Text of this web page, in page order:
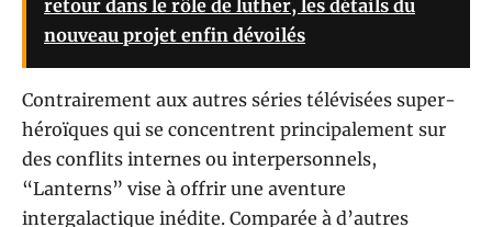
retour dans le rôle de luther, les détails du
nouveau projet enfin dévoilés
Contrairement aux autres séries télévisées super-
héroïques qui se concentrent principalement sur
des conflits internes ou interpersonnels,
“Lanterns” vise à offrir une aventure
intergalactique inédite. Comparée à d’autres